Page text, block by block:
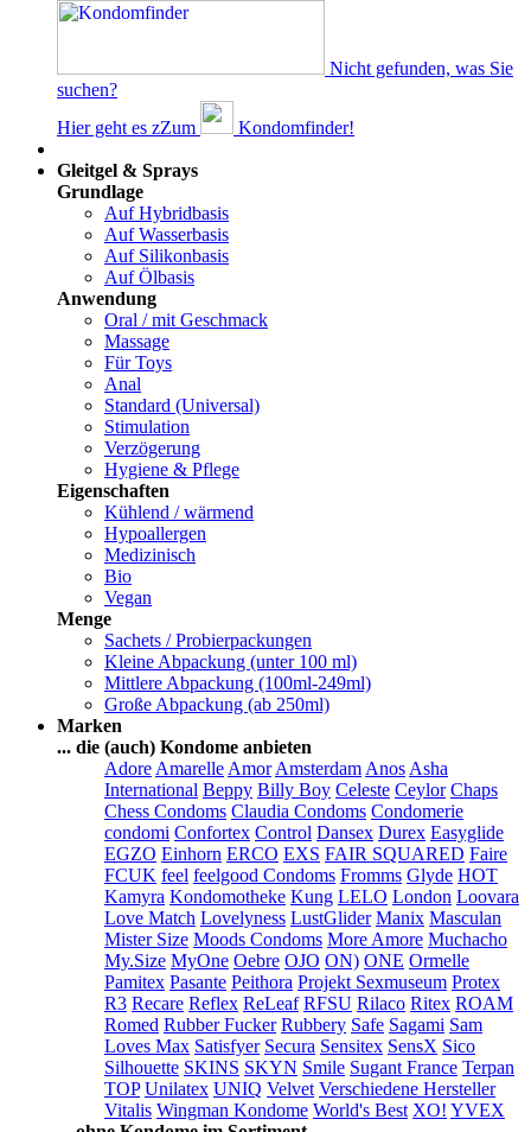
Nicht gefunden, was Sie
suchen?
Hier geht es zZum
Kondomfinder!
Gleitgel & Sprays
Grundlage
Auf Hybridbasis
Auf Wasserbasis
Auf Silikonbasis
Auf Ölbasis
Anwendung
Oral / mit Geschmack
Massage
Für Toys
Anal
Standard (Universal)
Stimulation
Verzögerung
Hygiene & Pflege
Eigenschaften
Kühlend / wärmend
Hypoallergen
Medizinisch
Bio
Vegan
Menge
Sachets / Probierpackungen
Kleine Abpackung (unter 100 ml)
Mittlere Abpackung (100ml-249ml)
Große Abpackung (ab 250ml)
Marken
... die (auch) Kondome anbieten
Adore Amarelle Amor Amsterdam Anos Asha
International Beppy Billy Boy Celeste Ceylor Chaps
Chess Condoms Claudia Condoms Condomerie
condomi Confortex Control Dansex Durex Easyglide
EGZO Einhorn ERCO EXS FAIR SQUARED Faire
FCUK feel feelgood Condoms Fromms Glyde HOT
Kamyra Kondomotheke Kung LELO London Loovara
Love Match Lovelyness LustGlider Manix Masculan
Mister Size Moods Condoms More Amore Muchacho
My.Size MyOne Oebre OJO ON) ONE Ormelle
Pamitex Pasante Peithora Projekt Sexmuseum Protex
R3 Recare Reflex ReLeaf RFSU Rilaco Ritex ROAM
Romed Rubber Fucker Rubbery Safe Sagami Sam
Loves Max Satisfyer Secura Sensitex SensX Sico
Silhouette SKINS SKYN Smile Sugant France Terpan
TOP Unilatex UNIQ Velvet Verschiedene Hersteller
Vitalis Wingman Kondome World's Best XO! YVEX